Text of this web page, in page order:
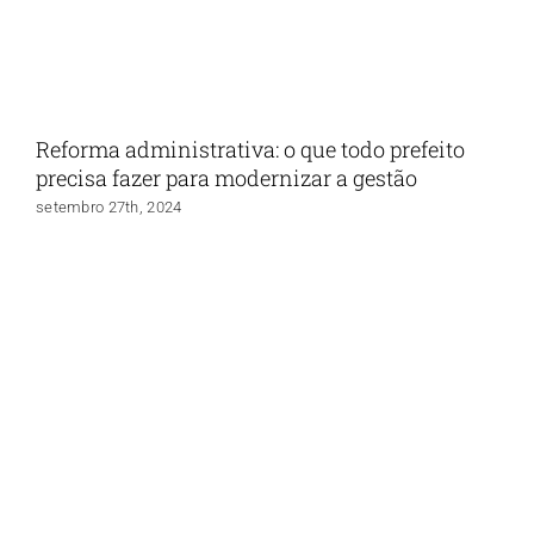
Reforma administrativa: o que todo prefeito
precisa fazer para modernizar a gestão
setembro 27th, 2024